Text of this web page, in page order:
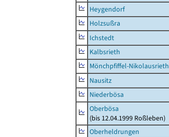
Heygendorf
Holzsußra
Ichstedt
Kalbsrieth
Mönchpfiffel-Nikolausrieth
Nausitz
Niederbösa
Oberbösa
(bis 12.04.1999 Roßleben)
Oberheldrungen